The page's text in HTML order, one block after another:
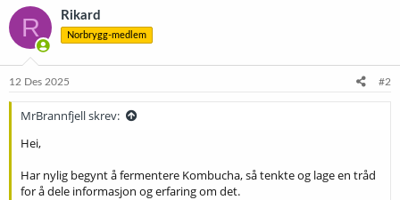
k
s
j
o
e
R Rikard
Norbrygg-medlem
12 Des 2025 #2
MrBrannfjell skrev:
Hei,
Har nylig begynt å fermentere Kombucha, så tenkte og lage en tråd
for å dele informasjon og erfaring om det.